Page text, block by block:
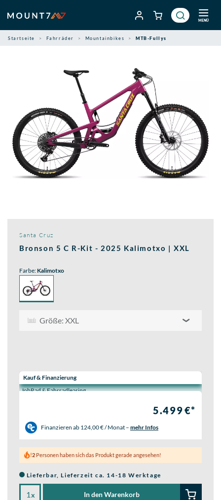
Inhalt
springen
MENÜ
Startseite Fahrräder Mountainbikes MTB-Fullys
Santa Cruz
Bronson 5 C R-Kit - 2025 Kalimotxo | XXL
Farbe: Kalimotxo
Größe: XXL
Wähle eine Preisoption:
Kauf & Finanzierung
JobRad & Fahrradleasing
5.499 €*
Finanzieren ab 124,00 € / Monat – mehr Infos
2 Personen haben sich das Produkt gerade angesehen!
Lieferbar, Lieferzeit ca. 14-18 Werktage
x In den Warenkorb